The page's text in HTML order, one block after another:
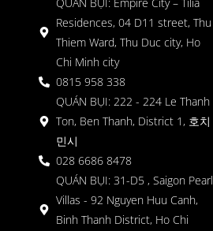
Residences, 04 D11 street, Thu
Thiem Ward, Thu Duc city, Ho
Chi Minh city
0815 958 338
QUÁN BỤI: 222 - 224 Le Thanh
Ton, Ben Thanh, District 1, 호치
민시
028 6686 8478
QUÁN BỤI: 31-D5 , Saigon Pearl
Villas - 92 Nguyen Huu Canh,
Binh Thanh District, Ho Chi